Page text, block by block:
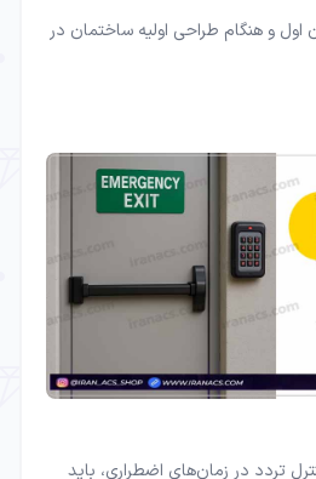
اول و هنگام طراحی اولیه ساختمان در
تردد در زمان‌های اضطراری، باید